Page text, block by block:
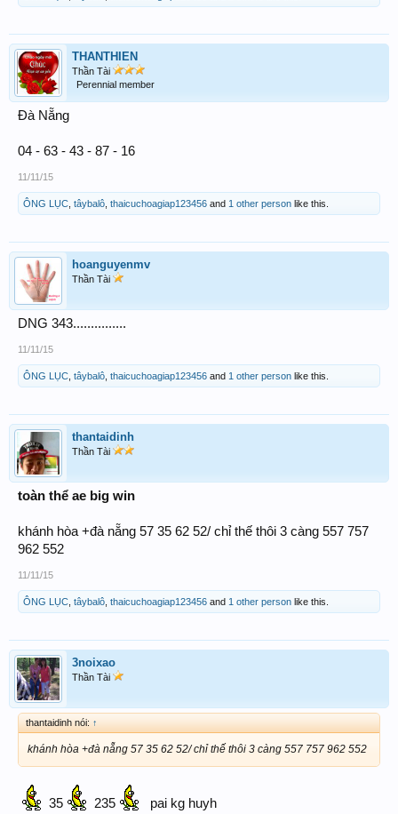
THANTHIEN
Thần Tài
Perennial member
Đà Nẵng
04 - 63 - 43 - 87 - 16
11/11/15
ÔNG LỤC tâybalô thaicuchoagiap123456 and 1 other person like this.
hoanguyenmv
Thần Tài
DNG 343...............
11/11/15
ÔNG LỤC tâybalô thaicuchoagiap123456 and 1 other person like this.
thantaidinh
Thần Tài
toàn thể ae big win
khánh hòa +đà nẵng 57 35 62 52/ chỉ thế thôi 3 càng 557 757
962 552
11/11/15
ÔNG LỤC tâybalô thaicuchoagiap123456 and 1 other person like this.
3noixao
Thần Tài
thantaidinh nói: ↑
khánh hòa +đà nẵng 57 35 62 52/ chỉ thế thôi 3 càng 557 757 962 552
35 235 pai kg huyh